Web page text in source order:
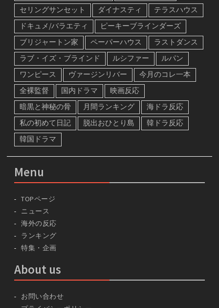
セリングサンセット
ダイナスティ
テラスハウス
ドキュメ/バラエティ
ピーキーブラインダーズ
ブリジャートン家
ペーパーハウス
ラストダンス
ラブ・イズ・ブラインド
ルシファー
ルパン
ワンピース
ヴァージンリバー
今月のコレ一本
全裸監督
国内ドラマ
映画反応
暗黒と神秘の骨
月間ランキング
海ドラ反応
私の初めて日記
脱出おひとり島
韓ドラ反応
韓国ドラマ
Menu
TOPページ
ニュース
海外の反応
ランキング
特集・企画
About us
お問い合わせ